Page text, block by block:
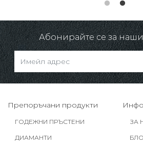
Абонирайте се за
Препоръчани продукти
ГОДЕЖНИ ПРЪСТЕНИ
ДИАМАНТИ
ЗА